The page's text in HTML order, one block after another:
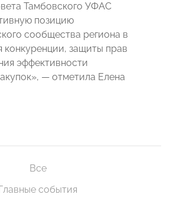
Тамбовского УФАС
позицию
сообщества региона в
конкуренции, защиты прав
эффективности
— отметила Елена
Все
Главные события